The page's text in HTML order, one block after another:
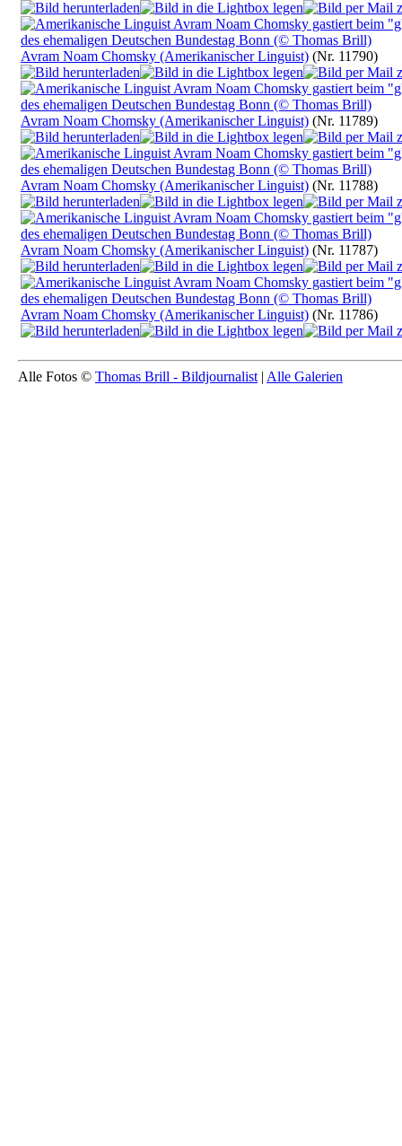
Avram Noam Chomsky (Amerikanischer Linguist) (Nr. 11790)
Avram Noam Chomsky (Amerikanischer Linguist) (Nr. 11789)
Avram Noam Chomsky (Amerikanischer Linguist) (Nr. 11788)
Avram Noam Chomsky (Amerikanischer Linguist) (Nr. 11787)
Avram Noam Chomsky (Amerikanischer Linguist) (Nr. 11786)
Alle Fotos © Thomas Brill - Bildjournalist | Alle Galerien